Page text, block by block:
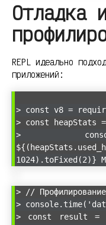
Отладка
REPL идеально
приложений:
> const v8 =
> const heapStats
>
1024).toFixed(2)}
> //
>
> const result =